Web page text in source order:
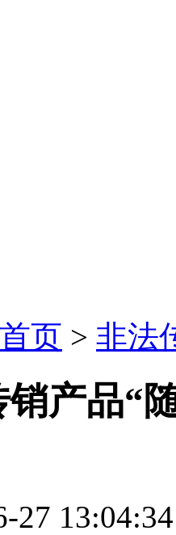
首页 > 非法
产品“
27